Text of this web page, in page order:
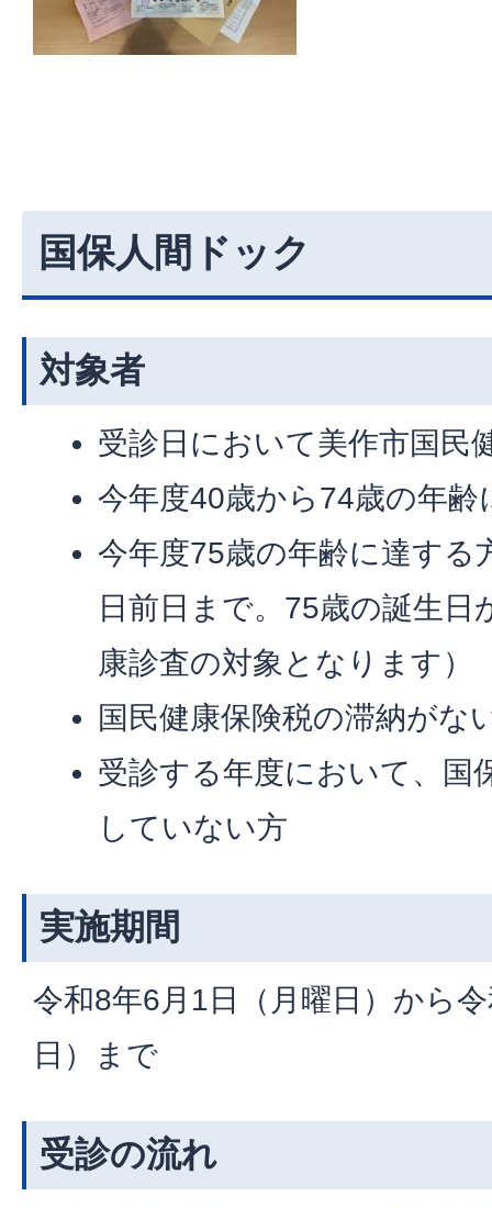
国保人間ドック
対象者
受診日において美作市国民
今年度40歳から74歳の年齢
今年度75歳の年齢に達する
日前日まで。75歳の誕生日
康診査の対象となります）
国民健康保険税の滞納がな
受診する年度において、国
していない方
実施期間
令和8年6月1日（月曜日）から
日）まで
受診の流れ